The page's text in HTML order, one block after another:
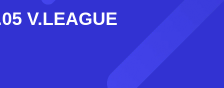
V.LEAGUE